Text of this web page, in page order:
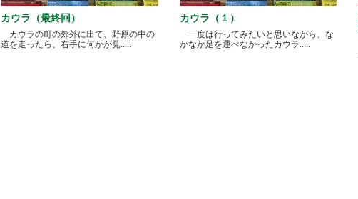
カウラ（最終回）
カウラの町の郊外に出て、野原の中の
道を走ったら、右手に何かが見.....
カウラ（１）
一度は行ってみたいと思いながら、な
かなか足を運べなかったカウラ.....